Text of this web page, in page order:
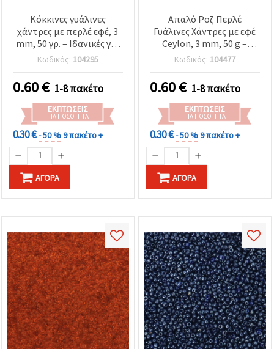
Κόκκινες γυάλινες
χάντρες με περλέ εφέ, 3
mm, 50 γρ. – Ιδανικές για
κατασκευή κοσμημάτων
& διακόσμηση
Κωδικός: 104295
0.60€ 1-8 πακέτο
ΕΚΠΤΏΣΕΙΣ
ΓΙΑ ΠΟΣΌΤΗΤΑ
0.30 €- 50 %9 πακέτο +
ΑΓΟΡΆ
Απαλό Ροζ Περλέ
Γυάλινες Χάντρες με εφέ
Ceylon, 3 mm, 50 g –
Ιδανικές για κοσμήματα,
βραχιόλια και DIY
χειροτεχνίες
Κωδικός: 104477
0.60€ 1-8 πακέτο
ΕΚΠΤΏΣΕΙΣ
ΓΙΑ ΠΟΣΌΤΗΤΑ
0.30 €- 50 %9 πακέτο +
ΑΓΟΡΆ